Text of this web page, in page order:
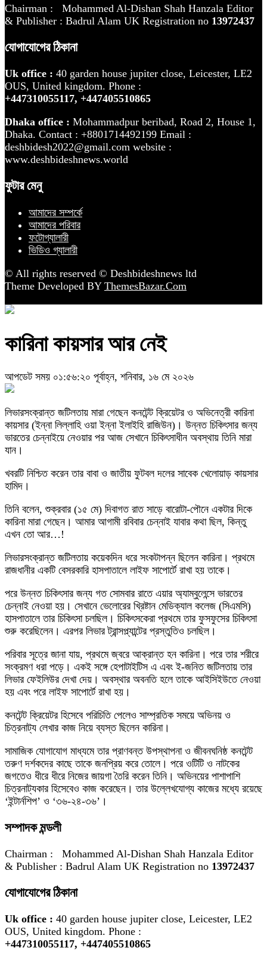
Chairman : Mohammed Al-Dishan Shah Hanzala Editor
& Publisher : Badrul Alam UK Registration no 13972437
যোগাযোগের ঠিকানা
Uk office : 40 garden house jupiter close, Leicester, LE2
OUS, United kingdom. Phone :
+447310055117, +447405510865
Dhaka office : Mohammadpur beribad, Road 2, House 1,
Dhaka. Contact : +8801714492199 Email :
deshbidesh2022@gmail.com website :
www.deshbideshnews.world
ফুটার মেনু
আমাদের সম্পর্কে
আমাদের পরিবার
ফটোগ্যালারী
ভিডিও গ্যালারী
© All rights reserved © Deshbideshnews ltd
Theme Developed BY ThemesBazar.Com
কারিনা কায়সার আর নেই
আপডেট সময় ০১:৫৬:২০ পূর্বাহ্ন, শনিবার, ১৬ মে ২০২৬
লিভারসংক্রান্ত জটিলতায় মারা গেছেন কনটেন্ট ক্রিয়েটর ও অভিনেত্রী কারিনা
কায়সার (ইন্না লিল্লাহি ওয়া ইন্না ইলাইহি রাজিউন)। উন্নত চিকিৎসার জন্য
ভারতের চেন্নাইয়ে নেওয়ার পর আজ সেখানে চিকিৎসাধীন অবস্থায় তিনি মারা
যান।
খবরটি নিশ্চিত করেন তার বাবা ও জাতীয় ফুটবল দলের সাবেক খেলোয়াড় কায়সার
হামিদ।
তিনি বলেন, শুক্রবার (১৫ মে) দিবাগত রাত সাড়ে বারোটা-পৌনে একটার দিকে
কারিনা মারা গেছেন। আমার আগামী রবিবার চেন্নাই যাবার কথা ছিল, কিন্তু
এখন তো আর…!
লিভারসংক্রান্ত জটিলতায় কয়েকদিন ধরে সংকটাপন্ন ছিলেন কারিনা। প্রথমে
রাজধানীর একটি বেসরকারি হাসপাতালে লাইফ সাপোর্টে রাখা হয় তাকে।
পরে উন্নত চিকিৎসার জন্য গত সোমবার রাতে এয়ার অ্যাম্বুলেন্সে ভারতের
চেন্নাই নেওয়া হয়। সেখানে ভেলোরের খ্রিষ্টান মেডিক্যাল কলেজ (সিএমসি)
হাসপাতালে তার চিকিৎসা চলছিল। চিকিৎসকেরা প্রথমে তার ফুসফুসের চিকিৎসা
শুরু করেছিলেন। এরপর লিভার ট্রান্সপ্ল্যান্টের প্রস্তুতিও চলছিল।
পরিবার সূত্রে জানা যায়, প্রথমে জ্বরে আক্রান্ত হন কারিনা। পরে তার শরীরে
সংক্রমণ ধরা পড়ে। একই সঙ্গে হেপাটাইটিস এ এবং ই-জনিত জটিলতায় তার
লিভার ফেইলিউর দেখা দেয়। অবস্থার অবনতি হলে তাকে আইসিইউতে নেওয়া
হয় এবং পরে লাইফ সাপোর্টে রাখা হয়।
কনটেন্ট ক্রিয়েটর হিসেবে পরিচিতি পেলেও সাম্প্রতিক সময়ে অভিনয় ও
চিত্রনাট্য লেখার কাজ নিয়ে ব্যস্ত ছিলেন কারিনা।
সামাজিক যোগাযোগ মাধ্যমে তার প্রাণবন্ত উপস্থাপনা ও জীবনঘনিষ্ঠ কনটেন্ট
তরুণ দর্শকদের কাছে তাকে জনপ্রিয় করে তোলে। পরে ওটিটি ও নাটকের
জগতেও ধীরে ধীরে নিজের জায়গা তৈরি করেন তিনি। অভিনয়ের পাশাপাশি
চিত্রনাট্যকার হিসেবেও কাজ করেছেন। তার উল্লেখযোগ্য কাজের মধ্যে রয়েছে
‘ইন্টার্নশিপ’ ও ‘৩৬-২৪-৩৬’।
সম্পাদক মন্ডলী
Chairman : Mohammed Al-Dishan Shah Hanzala Editor
& Publisher : Badrul Alam UK Registration no 13972437
যোগাযোগের ঠিকানা
Uk office : 40 garden house jupiter close, Leicester, LE2
OUS, United kingdom. Phone :
+447310055117, +447405510865